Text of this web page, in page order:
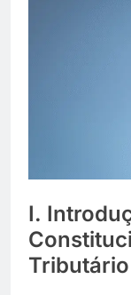
I.